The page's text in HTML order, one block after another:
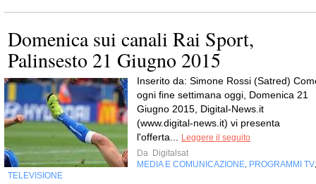
Domenica sui canali Rai Sport,
Palinsesto 21 Giugno 2015
Inserito da: Simone Rossi (Satred)
ogni fine settimana oggi, Domenica 21
Giugno 2015, Digital-News.it
(www.digital-news.it) vi presenta
l'offerta...
Leggere il seguito
Da Digitalsat
MEDIA E COMUNICAZIONE PROGRAMMI TV
TELEVISIONE